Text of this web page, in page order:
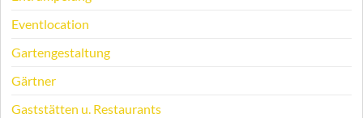
Eventlocation
Gartengestaltung
Gärtner
Gaststätten u. Restaurants